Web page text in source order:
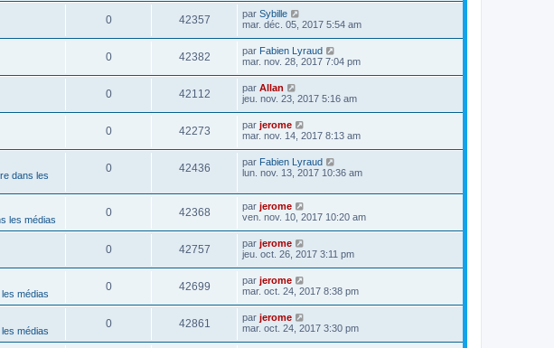
0 42357 par Sybille
mar. déc. 05, 2017 5:54 am
0 42382 par Fabien Lyraud
mar. nov. 28, 2017 7:04 pm
0 42112 par Allan
jeu. nov. 23, 2017 5:16 am
0 42273 par jerome
mar. nov. 14, 2017 8:13 am
dans les
0 42436 par Fabien Lyraud
lun. nov. 13, 2017 10:36 am
les médias
0 42368 par jerome
ven. nov. 10, 2017 10:20 am
0 42757 par jerome
jeu. oct. 26, 2017 3:11 pm
médias
0 42699 par jerome
mar. oct. 24, 2017 8:38 pm
médias
0 42861 par jerome
mar. oct. 24, 2017 3:30 pm